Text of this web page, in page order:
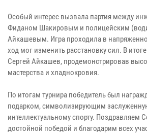
Особый интерес вызвала партия между
Фиданом Шакировым и полицейским
Айкашевым. Игра проходила в
ход мог изменить расстановку сил. В
Сергей Айкашев, продемонстрировав
мастерства и хладнокровия.
По итогам турнира победитель был
подарком, символизирующим
интеллектуальному спорту. Поздравляем
достойной победой и благодарим всех